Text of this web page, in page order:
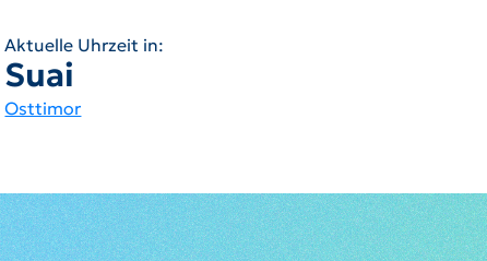
Aktuelle Uhrzeit in:
Suai
Osttimor